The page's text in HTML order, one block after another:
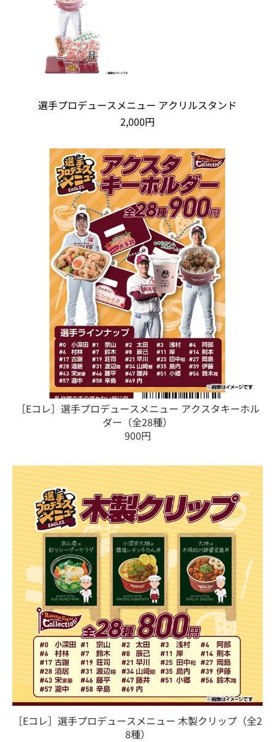
選手プロデュースメニュー アクリルスタンド
2,000円
［Eコレ］選手プロデュースメニュー アクスタキーホル
ダー（全28種）
900円
［Eコレ］選手プロデュースメニュー 木製クリップ（全2
8種）